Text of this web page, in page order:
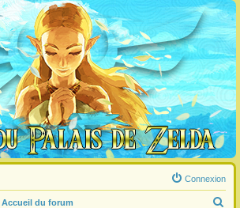
Connexion
Accueil du forum